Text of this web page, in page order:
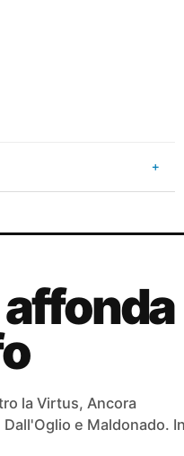
la Virtus, Ancora
e Maldonado.